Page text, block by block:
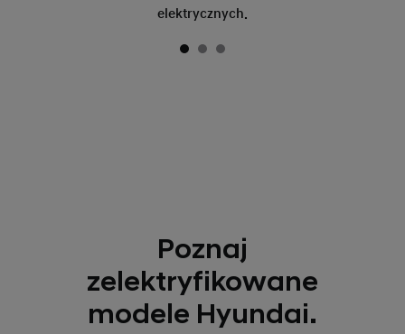
elektrycznych.
Poznaj
zelektryfikowane
modele Hyundai.